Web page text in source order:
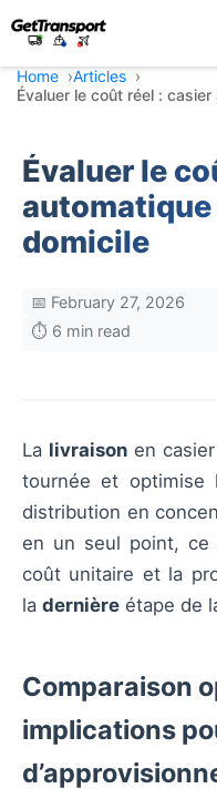
Home
Articles
Évaluer le coût réel :
Évaluer le
domicile
📅 February 27, 2026
⏱️ 6 min read
La livraison en
tournée et optimise
distribution en
en un seul point, ce
coût unitaire et la
la dernière étape de
Comparaison
implications